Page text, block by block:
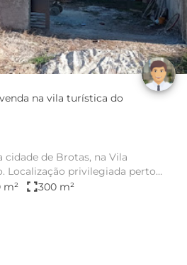
na vila turística do
cidade de Brotas, na Vila
Localização privilegiada perto
m² fullscreen300 m²